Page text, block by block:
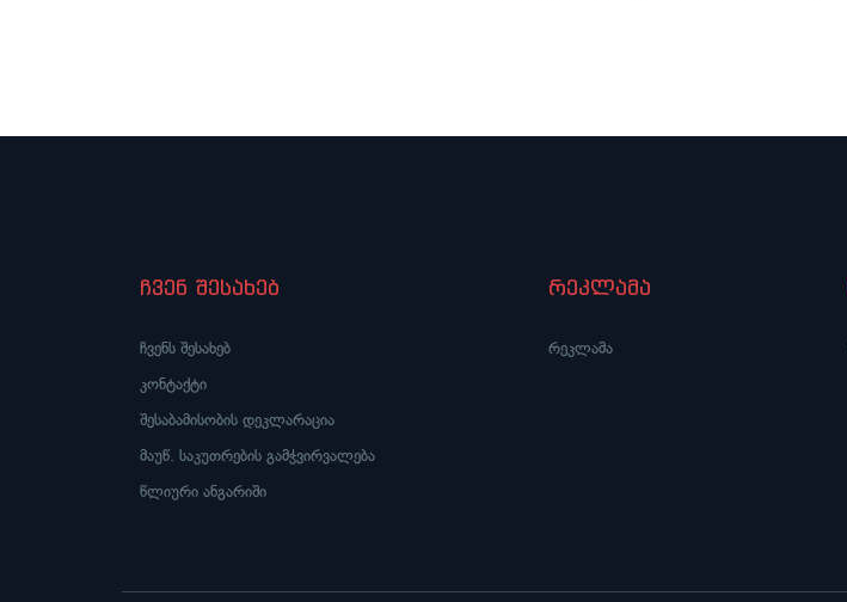
ჩვენ შესახებ
ჩვენს შესახებ
კონტაქტი
შესაბამისობის დეკლარაცია
მაუწ. საკუთრების გამჭვირვალება
წლიური ანგარიში
რეკლამა
რეკლამა